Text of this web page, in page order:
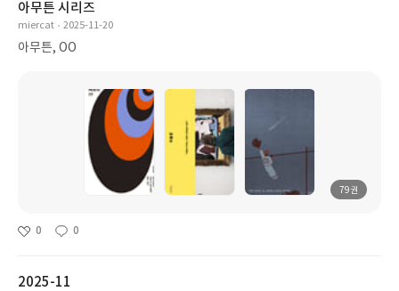
아무튼 시리즈
miercat 2025-11-20
아무튼, OO
79권
0 0
2025-11